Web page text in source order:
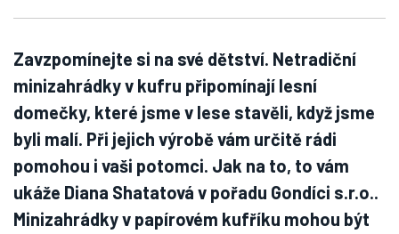
Zavzpomínejte si na své dětství. Netradiční
minizahrádky v kufru připomínají lesní
domečky, které jsme v lese stavěli, když jsme
byli malí. Při jejich výrobě vám určitě rádi
pomohou i vaši potomci. Jak na to, to vám
ukáže Diana Shatatová v pořadu Gondíci s.r.o..
Minizahrádky v papírovém kufříku mohou být